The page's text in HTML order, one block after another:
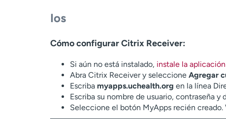
Ios
Cómo configurar Citrix Receiver:
Si aún no está instalado, instale la
Abra Citrix Receiver y seleccione Agregar
Escriba myapps.uchealth.org en la línea
Escriba su nombre de usuario, contraseña
Seleccione el botón MyApps recién